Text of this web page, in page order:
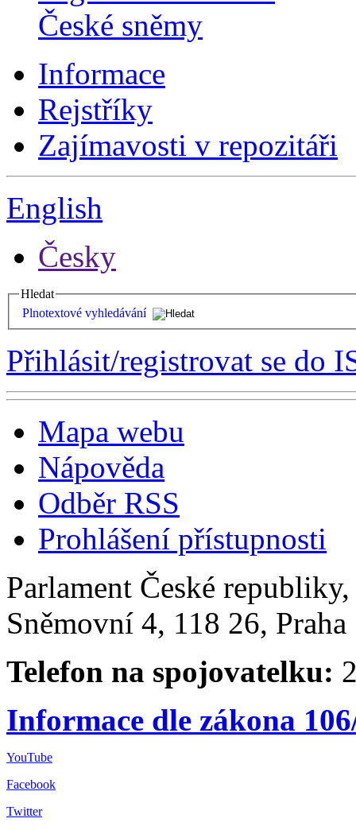
České sněmy
Informace
Rejstříky
Zajímavosti v repozitáři
English
Česky
Hledat
Plnotextové vyhledávání
Přihlásit/registrovat se do
Mapa webu
Nápověda
Odběr RSS
Prohlášení přístupnosti
Parlament České
Sněmovní 4, 118 26,
Telefon na spojovatelku:
Informace dle zákona
YouTube
Facebook
Twitter